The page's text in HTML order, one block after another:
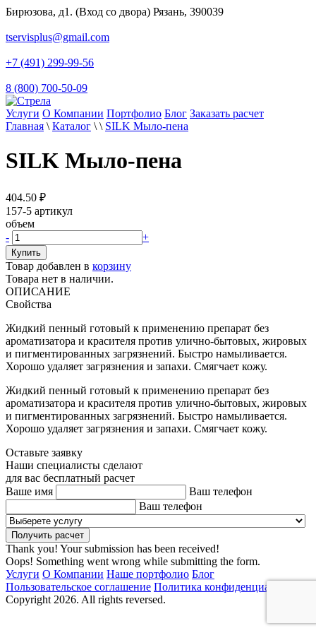
Бирюзова, д1. (Вход со двора) Рязань, 390039
tservisplus@gmail.com
+7 (491) 299-99-56
8 (800) 700-50-09
Услуги О Компании Портфолио Блог Заказать расчет
Главная \ Каталог \ \ SILK Мыло-пена
SILK Мыло-пена
404.50 ₽
157-5 артикул
объем
-
+
Товар добавлен в корзину
Товара нет в наличии.
ОПИСАНИЕ
Свойства
Жидкий пенный готовый к применению препарат без
ароматизатора и красителя против улично-бытовых, жировых
и пигментированных загрязнений. Быстро намыливается.
Хорошо удаляет загрязнения и запахи. Смягчает кожу.
Жидкий пенный готовый к применению препарат без
ароматизатора и красителя против улично-бытовых, жировых
и пигментированных загрязнений. Быстро намыливается.
Хорошо удаляет загрязнения и запахи. Смягчает кожу.
Оставьте заявку
Наши специалисты сделают
для вас бесплатный расчет
Ваше имя
Ваш телефон
Ваш телефон
Thank you! Your submission has been received!
Oops! Something went wrong while submitting the form.
Услуги О Компании Наше портфолио Блог
Пользовательское соглашение Политика конфиденциальности
Copyright 2026. All rights reversed.